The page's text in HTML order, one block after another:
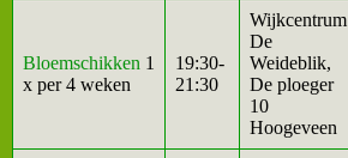
Bloemschikken 1
x per 4 weken
19:30-
21:30
Wijkcentrum
De
Weideblik,
De ploeger
10
Hoogeveen